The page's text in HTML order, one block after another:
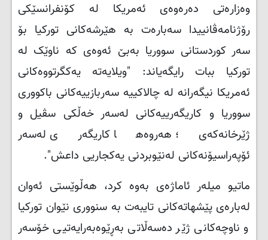
وەزارەتی دەرەوەی ئەمریکا لە کۆنفرانسێکی
رۆژنامەڤانییدا سەبارەت بە هێرشەکانی تورکیا بۆ
سەر کوردستانی سووریا بە‌بێ ئەوەی کە ناوێک لە
تورکیا ببات رایگەیاند: "ویلایەتە یەکگرتووەکانی
ئەمریکا نیگەرانە لە چالاکییە سەربازییەکانی باکووری
سووریا و کاریگەرییەکانی لەسەر خەڵکی سڤیل و
ژێرخانەکەی؛ هەروەها کاریگەری لەسەر
ئۆپەراسیۆنەکانی لەنێوبردنی یەکجاریی داعش".
ماتیو میلەر ئاماژەی بەوە کرد، هەڵوێستی ئەوان
لەبارەی پێشهاتەکانی تایبەت بە سنووری نێوان تورکیا
و ناوچەکانی ژێر دەسەڵاتی بەڕێوەبەرایەتیی خۆسەر